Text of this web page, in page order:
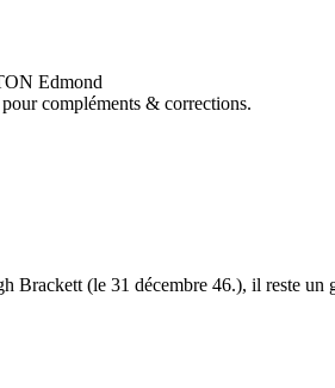
Edmond
pour compléments & corrections.
Brackett (le 31 décembre 46.), il reste un